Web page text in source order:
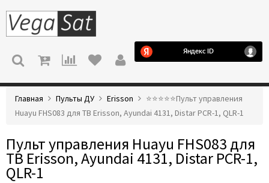
МЕНЮ
Главная Пульты ДУ Erisson
⭐️⭐️⭐️⭐️⭐️Пульт управления
Huayu FHS083 для ТВ Erisson, Ayundai 4131, Distar PCR-1, QLR-1
Пульт управления Huayu FHS083 для
ТВ Erisson, Ayundai 4131, Distar PCR-1,
QLR-1